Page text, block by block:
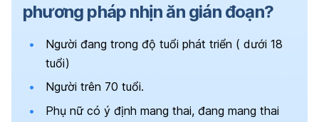
phương pháp nhịn ăn gián đoạn?
Người đang trong độ tuổi phát triển ( dưới 18
tuổi)
Người trên 70 tuổi.
Phụ nữ có ý định mang thai, đang mang thai